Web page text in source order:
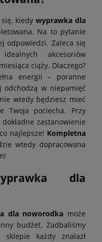
kiedy wyprawka dla
Na to pytanie
odpowiedzi. Zaleca się
akcesoriów
ciąży. Dlaczego?
energii – poranne
odchodzą w niepamięć
wtedy będziesz mieć
Twoja pociecha. Przy
zastanowienie
najlepsze! Kompletna
wtedy dopracowana
dla
dla noworodka może
budżet. Zadbaliśmy
każdy znalazł